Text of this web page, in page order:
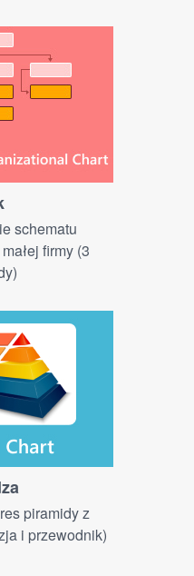
schematu
firmy (3
piramidy z
i przewodnik)